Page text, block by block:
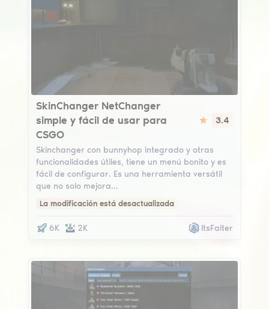
NetChanger
SkinChanger NetChanger
simple y fácil de usar para
CSGO
3.4
Skinchanger con bunnyhop integrado y otras
funcionalidades útiles, tiene un menú bonito y es
fácil de configurar. Es una herramienta versátil
que no solo mejora…
La modificación está desactualizada
6K 2K ItsFaiter